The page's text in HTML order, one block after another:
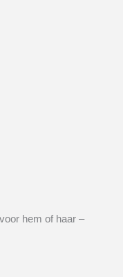
hem of haar –